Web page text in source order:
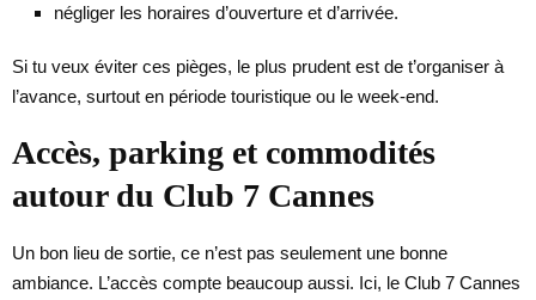
négliger les horaires d’ouverture et d’arrivée.
Si tu veux éviter ces pièges, le plus prudent est de t’organiser à
l’avance, surtout en période touristique ou le week-end.
Accès, parking et commodités
autour du Club 7 Cannes
Un bon lieu de sortie, ce n’est pas seulement une bonne
ambiance. L’accès compte beaucoup aussi. Ici, le Club 7 Cannes